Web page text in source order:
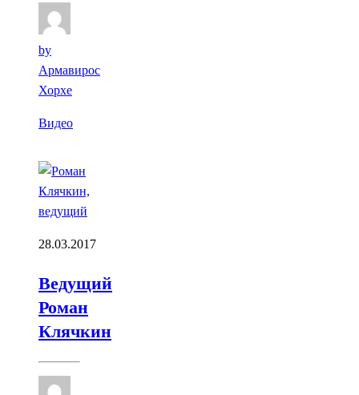
by
Армавирос
Хорхе
Видео
28.03.2017
Ведущий
Роман
Клячкин